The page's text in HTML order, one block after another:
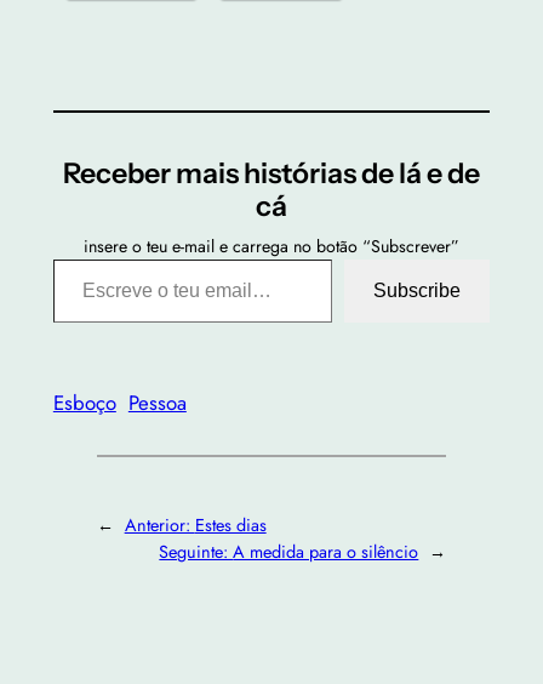
Receber mais histórias de lá e de
cá
insere o teu e-mail e carrega no botão “Subscrever”
Escreve o teu email…
Subscribe
Esboço Pessoa
← Anterior: Estes dias
Seguinte:A medida para o silêncio →